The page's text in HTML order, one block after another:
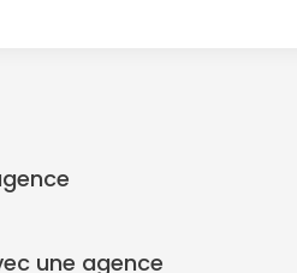
une agence